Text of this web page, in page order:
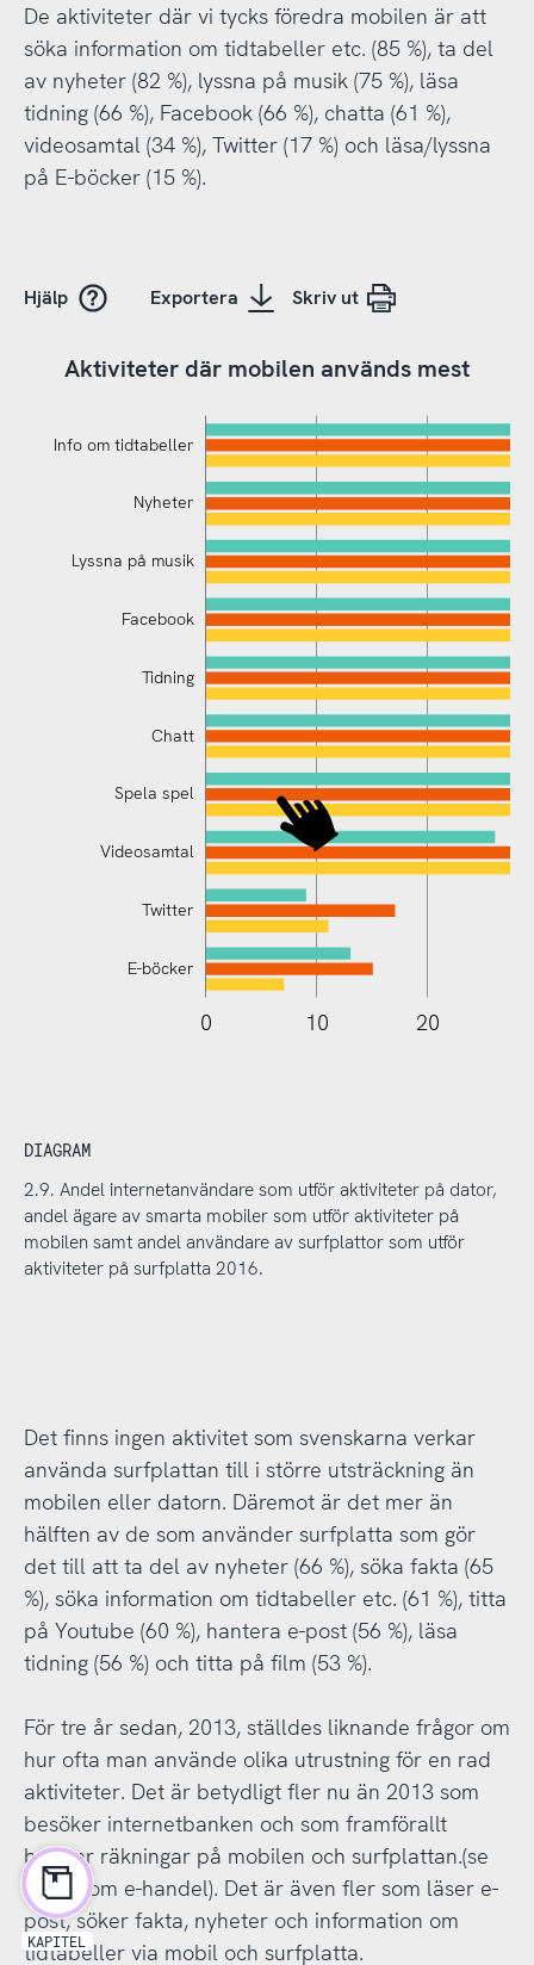
De aktiviteter där vi tycks föredra mobilen är att
söka information om tidtabeller etc. (85 %), ta del
av nyheter (82 %), lyssna på musik (75 %), läsa
tidning (66 %), Facebook (66 %), chatta (61 %),
videosamtal (34 %), Twitter (17 %) och läsa/lyssna
på E-böcker (15 %).
Hjälp Exportera Skriv ut
Aktiviteter där mobilen används mest
Info om tidtabeller
Nyheter
Lyssna på musik
Facebook
Tidning
Chatt
Spela spel
Videosamtal
Twitter
E-böcker
110 20
10
0
-10
-20
DIAGRAM
2.9. Andel internetanvändare som utför aktiviteter på dator,
andel ägare av smarta mobiler som utför aktiviteter på
mobilen samt andel användare av surfplattor som utför
aktiviteter på surfplatta 2016.
Det finns ingen aktivitet som svenskarna verkar
använda surfplattan till i större utsträckning än
mobilen eller datorn. Däremot är det mer än
hälften av de som använder surfplatta som gör
det till att ta del av nyheter (66 %), söka fakta (65
%), söka information om tidtabeller etc. (61 %), titta
på Youtube (60 %), hantera e-post (56 %), läsa
tidning (56 %) och titta på film (53 %).
För tre år sedan, 2013, ställdes liknande frågor om
hur ofta man använde olika utrustning för en rad
aktiviteter. Det är betydligt fler nu än 2013 som
besöker internetbanken och som framförallt
betalar räkningar på mobilen och surfplattan.(se
kap. 7 om e-handel). Det är även fler som läser e-
post, söker fakta, nyheter och information om
tidtabeller via mobil och surfplatta.
KAPITEL